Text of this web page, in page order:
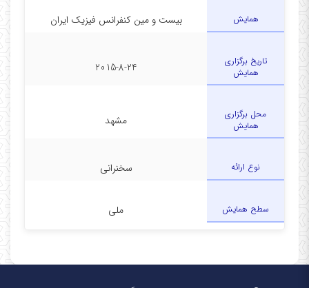
همایش بیست و مین کنفرانس فیزیک ایران
تاریخ برگزاری
همایش
2015-8-24
محل برگزاری
همایش
مشهد
نوع ارائه سخنرانی
سطح همایش ملی